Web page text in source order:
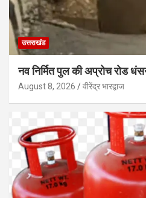
उत्तराखंड
नव निर्मित पुल की अप्रोच रोड
August 8, 2026 वीरेंद्र भारद्वाज